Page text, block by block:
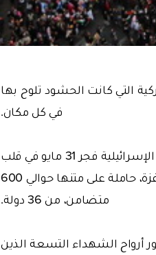
التركية التي كانت الحشود تلوح بها
في كل مكان.
و كانت صور الشهداء التسعة تزين السفينة، التي تعرضت لهجوم القوات الإسرائيلية فجر 31 مايو في قلب
المياه الدولية، عندما كانت تحاول مع 5 سفن أخرى كسر الحصار عن غزة، حاملة على متنها حوالي 600
متضامن، من 36 دولة.
أرواح الشهداء التسعة الذين